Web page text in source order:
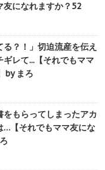
友になれますか？52
る？！」切迫流産を伝え
レて...【それでもママ
by まろ
もらってしまったアカ
…【それでもママ友にな